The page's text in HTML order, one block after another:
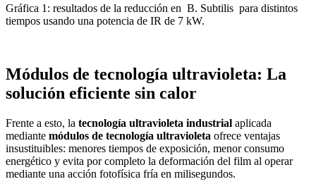
Gráfica 1: resultados de la reducción en B. Subtilis para distintos
tiempos usando una potencia de IR de 7 kW.
Módulos de tecnología ultravioleta: La
solución eficiente sin calor
Frente a esto, la tecnología ultravioleta industrial aplicada
mediante módulos de tecnología ultravioleta ofrece ventajas
insustituibles: menores tiempos de exposición, menor consumo
energético y evita por completo la deformación del film al operar
mediante una acción fotofísica fría en milisegundos.